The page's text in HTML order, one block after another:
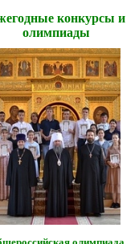
конкурсы и
олимпиады